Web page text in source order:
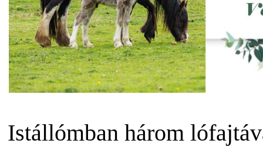
Istállómban három